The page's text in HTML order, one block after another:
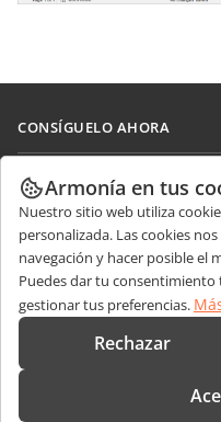
CONSÍGUELO AHORA
Docs
DocSpace
Workspace
Conectores
Aplicaciones de escritorio
Aplicaciones móviles
COLABORAR
Para colaboradores
Para traductores
Para influencers
Vacantes
RECIBIR NOTICIAS
Blog
OBTENER AYUDA
Foro
CONTÁCTENOS
Preguntas de ventas
Armonía en tus
Nuestro sitio web utiliza
personalizada. Las cookies
navegación y hacer posible el
Puedes dar tu
gestionar tus preferencias.
Rechazar